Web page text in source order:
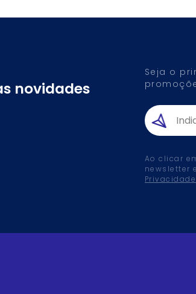
novidades
Seja o
Ao clicar
newsletter
Privacidade